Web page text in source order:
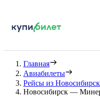
Главная
Авиабилеты
Рейсы из
Новосибирск —